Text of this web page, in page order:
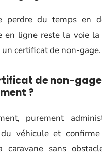
perdre du temps en
en ligne reste la voie
un certificat de non-gage.
de non-
?
purement
véhicule et
caravane sans